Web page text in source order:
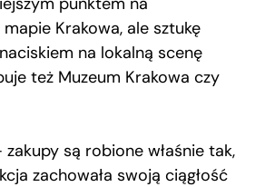
Krakowa, ale sztukę
na lokalną scenę
też Muzeum Krakowa czy
są robione właśnie tak,
zachowała swoją ciągłość